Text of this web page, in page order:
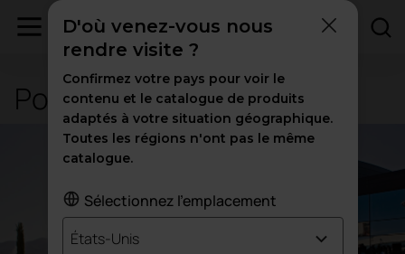
Politiques de l'entreprise
D'où venez-vous nous
rendre visite ?
Confirmez votre pays pour voir le
contenu et le catalogue de produits
adaptés à votre situation géographique.
Toutes les régions n'ont pas le même
catalogue.
Sélectionnez l'emplacement
États-Unis